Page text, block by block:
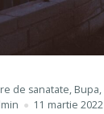
de sanatate, Bupa,
11 martie 2022